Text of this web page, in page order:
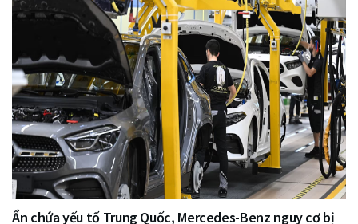
Ẩn chứa yếu tố Trung Quốc, Mercedes-Benz nguy cơ bị